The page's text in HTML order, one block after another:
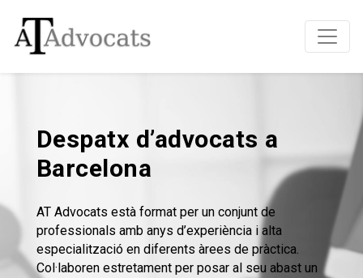
Despatx d’advocats a
Barcelona
AT Advocats està format per un conjunt de
professionals amb anys d’experiència i alta
especialització en diferents àrees de pràctica.
Col·laboren estretament per posar al seu abast un